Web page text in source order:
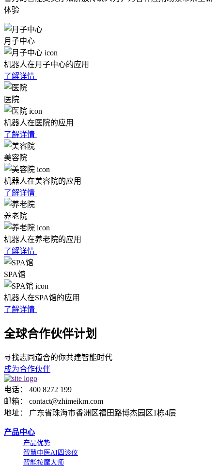
体验
月子中心
机器人在月子中心的应用
了解详情
医院
机器人在医院的应用
了解详情
美容院
机器人在美容院的应用
了解详情
养老院
机器人在养老院的应用
了解详情
SPA馆
机器人在SPA馆的应用
了解详情
全球合作伙伴计划
寻找志同道合的你共建智能时代
成为合作伙伴
电话： 400 8272 199
邮箱： contact@zhimeikm.com
地址： 广东省珠海市香洲区福田路博杰园区1栋4层
产品中心
产品优势
智慧中医AI四诊仪
智能按摩大师